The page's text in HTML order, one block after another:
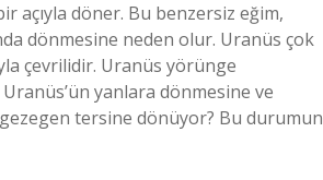
açıyla döner. Bu benzersiz eğim,
dönmesine neden olur. Uranüs çok
çevrilidir. Uranüs yörünge
yanlara dönmesine ve
tersine dönüyor? Bu durumun